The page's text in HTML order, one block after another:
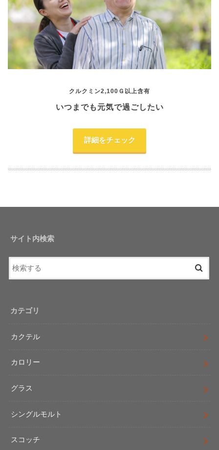
クルクミン2,100Ｇ以上含有
いつまでも元気で過ごしたい
詳細をチェック
サイト内検索
カテゴリ
カクテル
カロリー
グラス
シングルモルト
スコッチ